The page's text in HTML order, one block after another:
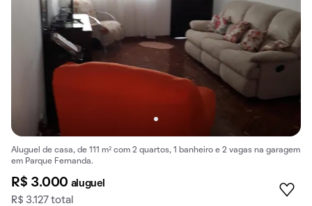
Aluguel de casa, de 111 m² com 2 quartos, 1 banheiro e 2 vagas na garagem
em Parque Fernanda.
R$ 3.000 aluguel
R$ 3.127 total